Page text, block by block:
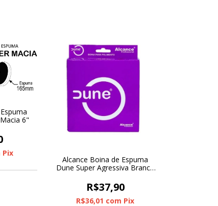
6"
Pix
Alcance Boina de Espuma
Dune Super Agressiva Branca
R$37,90
R$36,01 com Pix